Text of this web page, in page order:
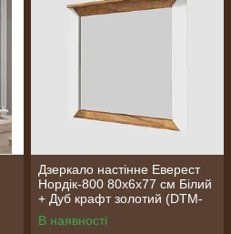
Дзеркало настінне Еверест
Нордік-800 80х6х77 см Білий
+ Дуб крафт золотий (DTM-
5521)
В наявності